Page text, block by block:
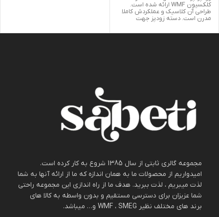
کلکسیون WMF ارائه شده است.
طراحی آن کلاسیک و عملکردش کاملا
مدرن است. دسته زودپز جهت
مجموعه گالری ثابتی از سال 1385 شروع به کار کرده است.
امیدواریم از محصولات ما به همان اندازه که ما از ارائه آنها به شما
لذت میبریم ، لذت ببرید. هدف ما از راه اندازی این مجموعه راحتی
شما عزیزان برای دسترسی مستقیم و بدون واسطه به کالا های
برند های مختلف نظیر WMF ، SMEG و… میباشد.